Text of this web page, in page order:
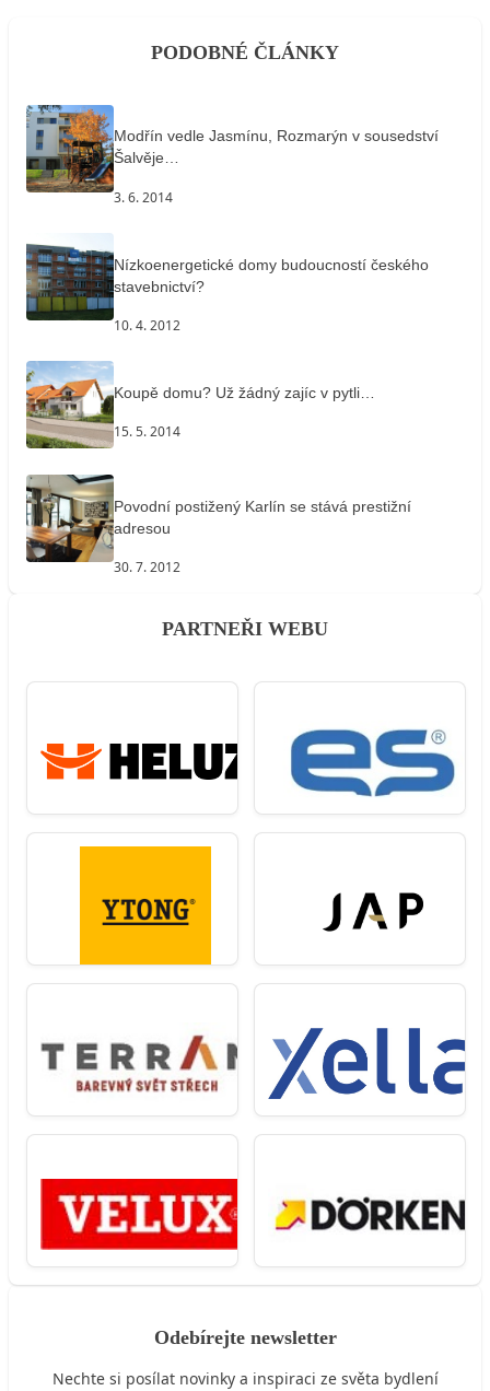
PODOBNÉ ČLÁNKY
Modřín vedle Jasmínu, Rozmarýn v sousedství
Šalvěje…
3. 6. 2014
Nízkoenergetické domy budoucností českého
stavebnictví?
10. 4. 2012
Koupě domu? Už žádný zajíc v pytli…
15. 5. 2014
Povodní postižený Karlín se stává prestižní
adresou
30. 7. 2012
PARTNEŘI WEBU
Odebírejte newsletter
Nechte si posílat novinky a inspiraci ze světa bydlení